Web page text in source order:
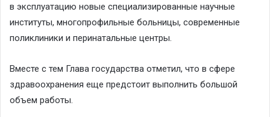
в эксплуатацию новые специализированные научные
институты, многопрофильные больницы, современные
поликлиники и перинатальные центры.
Вместе с тем Глава государства отметил, что в сфере
здравоохранения еще предстоит выполнить большой
объем работы.